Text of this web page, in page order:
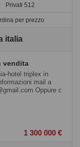
Privati 512
per prezzo
italia
vendita
hotel triplex in
mail a
Oppure c
1 300 000 €